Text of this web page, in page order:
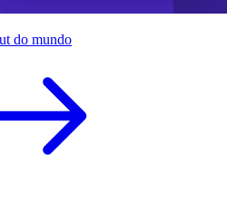
do mundo